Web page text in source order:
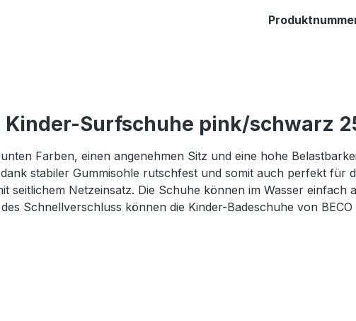
Kinder-Surfschuhe pink/schwarz
Farben, einen angenehmen Sitz und eine hohe
stabiler Gummisohle rutschfest und somit auch perfekt für
seitlichem Netzeinsatz. Die Schuhe können im Wasser
Schnellverschluss können die Kinder-Badeschuhe von